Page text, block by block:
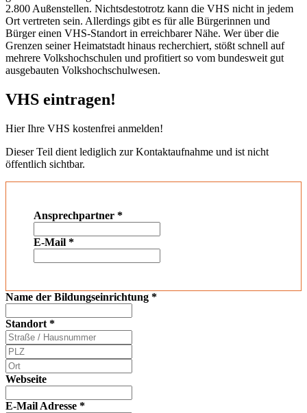
2.800 Außenstellen. Nichtsdestotrotz kann die VHS nicht in jedem
Ort vertreten sein. Allerdings gibt es für alle Bürgerinnen und
Bürger einen VHS-Standort in erreichbarer Nähe. Wer über die
Grenzen seiner Heimatstadt hinaus recherchiert, stößt schnell auf
mehrere Volkshochschulen und profitiert so vom bundesweit gut
ausgebauten Volkshochschulwesen.
VHS eintragen!
Hier Ihre VHS kostenfrei anmelden!
Dieser Teil dient lediglich zur Kontaktaufnahme und ist nicht
öffentlich sichtbar.
Ansprechpartner *
E-Mail *
Name der Bildungseinrichtung *
Standort *
Webseite
E-Mail Adresse *